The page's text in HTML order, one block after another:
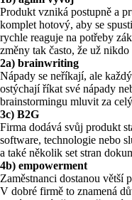
Produkt vzniká postupně a
komplet hotový, aby se
rychle reaguje na potřeby
změny tak často, že už
2a) brainwriting
Nápady se neříkají, ale
ostýchají říkat své nápady
brainstormingu mluvit za
3c) B2G
Firma dodává svůj produkt
software, technologie nebo
a také několik set stran
4b) empowerment
Zaměstnanci dostanou větší
V dobré firmě to znamená